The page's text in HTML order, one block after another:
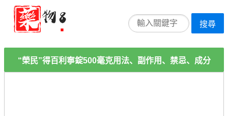
搜尋
“榮民”得百利寧錠500毫克用法、副作用、禁忌、成分